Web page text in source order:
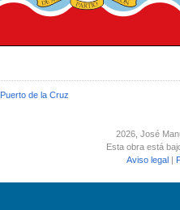
Puerto de la Cruz
2026, José
Esta obra está
Aviso legal |